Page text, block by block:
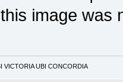
image was
VICTORIA UBI CONCORDIA